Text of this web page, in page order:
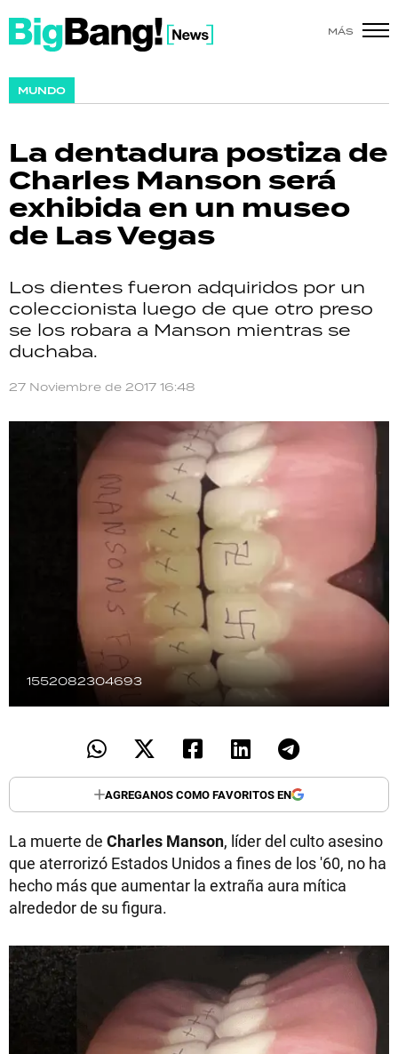
MÁS
MUNDO
La dentadura postiza de
Charles Manson será
exhibida en un museo
de Las Vegas
Los dientes fueron adquiridos por un
coleccionista luego de que otro preso
se los robara a Manson mientras se
duchaba.
27 Noviembre de 2017 16:48
1552082304693
AGREGANOS COMO FAVORITOS EN
La muerte de Charles Manson, líder del culto asesino
que aterrorizó Estados Unidos a fines de los '60, no ha
hecho más que aumentar la extraña aura mítica
alrededor de su figura.
SHOW
ACTUALIDAD
POLICIALES
ECONOMÍA
GRAN HERMANO
SALUD
DEPORTES
TECNOLOGÍA
PALABRAS
HORÓSCOPO
Seguinos